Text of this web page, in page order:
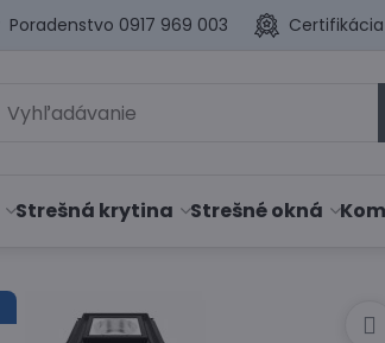
Poradenstvo 0917 969 003
Strešná krytina Strešné okná